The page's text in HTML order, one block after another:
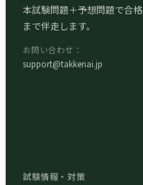
本試験問題＋予想問題で合格
まで伴走します。
お問い合わせ：
support@takkenai.jp
試験情報・対策